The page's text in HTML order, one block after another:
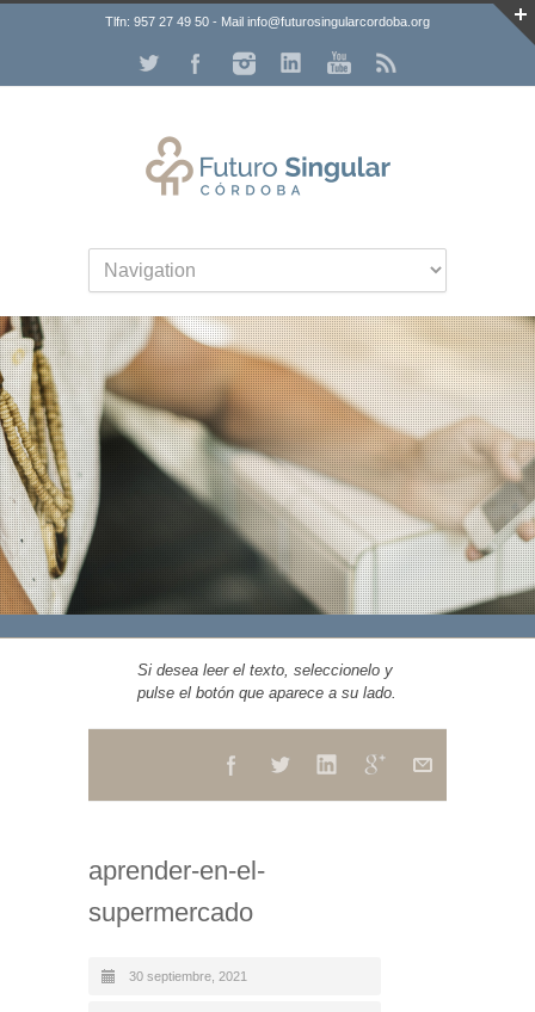
Tlfn: 957 27 49 50 - Mail info@futurosingularcordoba.org
Si desea leer el texto, seleccionelo y
pulse el botón que aparece a su lado.
aprender-en-el-
supermercado
30 septiembre, 2021